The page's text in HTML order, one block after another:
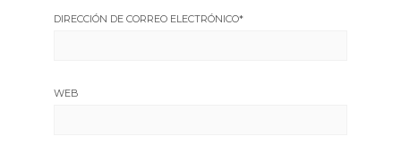
DIRECCIÓN DE CORREO ELECTRÓNICO*
WEB